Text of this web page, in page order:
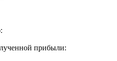
прибыли: